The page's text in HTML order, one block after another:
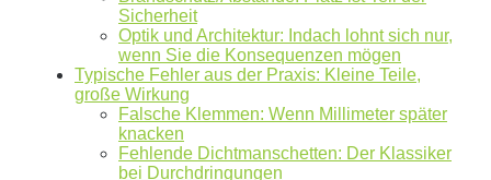
Sicherheit
Optik und Architektur: Indach lohnt sich nur,
wenn Sie die Konsequenzen mögen
Typische Fehler aus der Praxis: Kleine Teile,
große Wirkung
Falsche Klemmen: Wenn Millimeter später
knacken
Fehlende Dichtmanschetten: Der Klassiker
bei Durchdringungen